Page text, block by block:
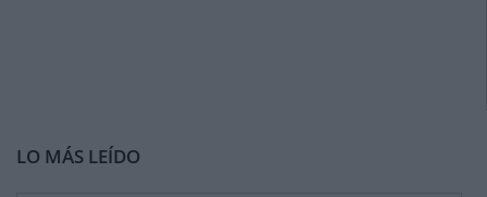
LO MÁS LEÍDO